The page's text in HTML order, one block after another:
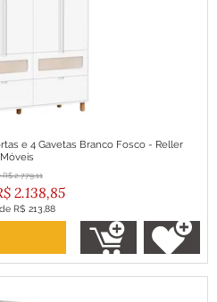
e 4 Gavetas Branco Fosco - Reller
Móveis
R$ 2.779,11
2.138,85
de R$ 213,88
no boleto